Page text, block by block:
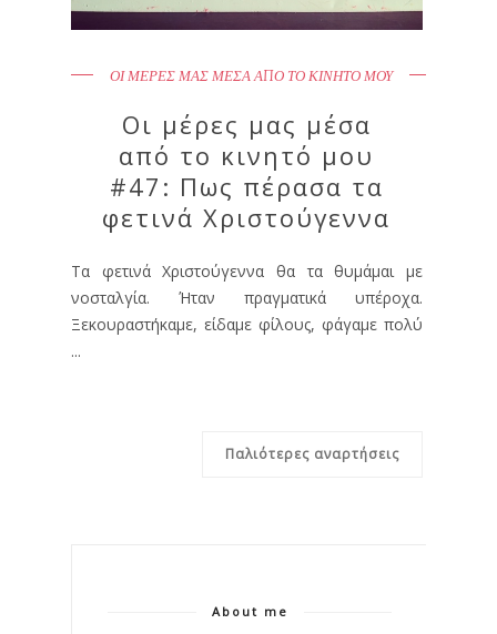
ΟΙ ΜΕΡΕΣ ΜΑΣ ΜΕΣΑ ΑΠΟ ΤΟ ΚΙΝΗΤΟ ΜΟΥ
Οι μέρες μας μέσα
από το κινητό μου
#47: Πως πέρασα τα
φετινά Χριστούγεννα
Τα φετινά Χριστούγεννα θα τα θυμάμαι με
νοσταλγία. Ήταν πραγματικά υπέροχα.
Ξεκουραστήκαμε, είδαμε φίλους, φάγαμε πολύ
...
Παλιότερες αναρτήσεις
About me